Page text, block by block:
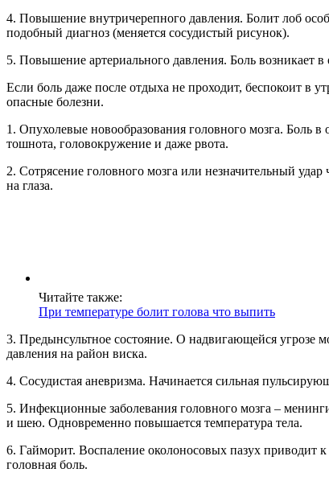
4. Повышение внутричерепного давления. Болит лоб
подобный диагноз (меняется сосудистый рисунок).
5. Повышение артериального давления. Боль возникает в
Если боль даже после отдыха не проходит, беспокоит в
опасные болезни.
1. Опухолевые новообразования головного мозга. Боль
тошнота, головокружение и даже рвота.
2. Сотрясение головного мозга или незначительный
на глаза.
Читайте также:
При температуре болит голова что выпить
3. Предынсультное состояние. О надвигающейся угрозе
давления на район виска.
4. Сосудистая аневризма. Начинается сильная
5. Инфекционные заболевания головного мозга –
и шею. Одновременно повышается температура тела.
6. Гайморит. Воспаление околоносовых пазух приводит
головная боль.